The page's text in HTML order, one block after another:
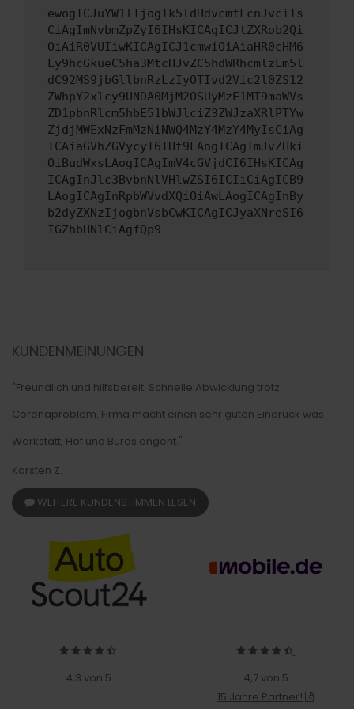
ewogICJuYW1lIjogIk5ldHdvcmtFcnJvciIs
CiAgImNvbmZpZyI6IHsKICAgICJtZXRob2Qi
OiAiR0VUIiwKICAgICJ1cmwiOiAiaHR0cHM6
Ly9hcGkueC5ha3MtcHJvZC5hdWRhcmlzLm5l
dC92MS9jbGllbnRzLzIyOTIvd2Vic2l0ZS12
ZWhpY2xlcy9UNDA0MjM2OSUyMzE1MT9maWVs
ZD1pbnRlcm5hbE51bWJlciZ3ZWJzaXRlPTYw
ZjdjMWExNzFmMzNiNWQ4MzY4MzY4MyIsCiAg
ICAiaGVhZGVycyI6IHt9LAogICAgImJvZHki
OiBudWxsLAogICAgImV4cGVjdCI6IHsKICAg
ICAgInJlc3BvbnNlVHlwZSI6ICIiCiAgICB9
LAogICAgInRpbWVvdXQiOiAwLAogICAgInBy
b2dyZXNzIjogbnVsbCwKICAgICJyaXNreSI6
IGZhbHNlCiAgfQp9
KUNDENMEINUNGEN
"Freundlich und hilfsbereit. Schnelle Abwicklung trotz
Coronaproblem. Firma macht einen sehr guten Eindruck was
Werkstatt, Hof und Büros angeht."
Karsten Z.
WEITERE KUNDENSTIMMEN LESEN
4,3 von 5
4,7 von 5
15 Jahre Partner!